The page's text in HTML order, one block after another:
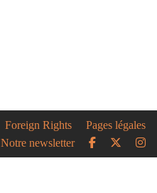
Foreign Rights
Pages légales
Notre newsletter